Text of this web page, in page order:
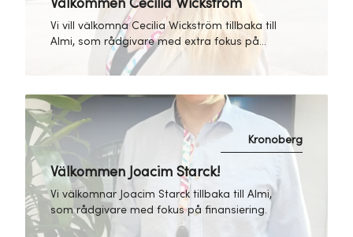
Välkommen Cecilia Wickström
Vi vill välkomna Cecilia Wickström tillbaka till
Almi, som rådgivare med extra fokus på
internationalisering. Senast kommer Cecilia
från Växjöföretaget Alutrade AB där hon
Innan dess var hon rådgivare på Almi, även
då med fokus internationalisering.
Välkommen Joacim Starck!
Kronoberg
Vi välkomnar Joacim Starck tillbaka till Almi,
som rådgivare med fokus på finansiering.